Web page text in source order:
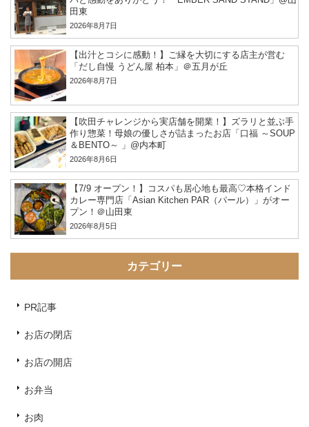
田東
2026年8月7日
【出汁とコシに感動！】ご縁を大切にする店主が営む
「だし自慢 うどん屋 柏本」＠五月が丘
2026年8月7日
【吹田チャレンジから実店舗を開業！】ズラリと並ぶ手
作り惣菜！母娘の優しさが詰まったお店「口福 ～SOUP
＆BENTO～ 」@内本町
2026年8月6日
【7/9 オープン！】コスパも居心地も最高♡本格インド
カレー専門店「Asian Kitchen PAR（パール）」がオー
プン！＠山田東
2026年8月5日
カテゴリー
PR記事
お店の閉店
お店の開店
お弁当
お肉